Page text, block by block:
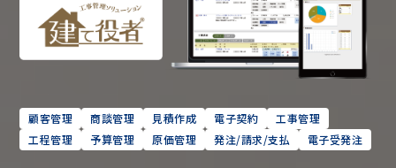
顧客管理 商談管理 見積作成 電子契約
工事管理
工程管理
予算管理 原価管理 発注/請求/支払 電子受発注